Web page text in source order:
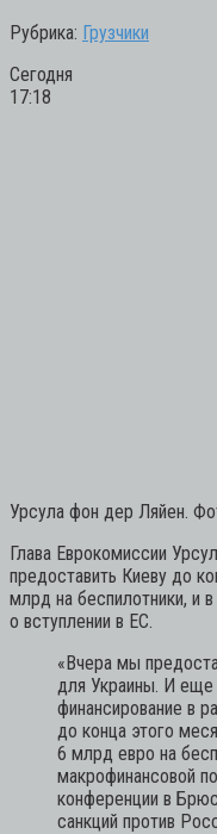
Рубрика: Грузчики
Сегодня
17:18
Урсула фон дер Ляйен.
Глава Еврокомиссии
предоставить Киеву до
млрд на беспилотники, и
о вступлении в ЕС.
«Вчера мы
для Украины. И
финансирование в
до конца этого
6 млрд евро на
макрофинансовой
конференции в
санкций против